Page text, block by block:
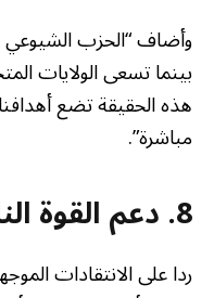
وأضاف “الحزب الشيوعي
بينما تسعى الولايات
هذه الحقيقة تضع
مباشرة”.
8. دعم القوة الناعمة
ردا على الانتقادات